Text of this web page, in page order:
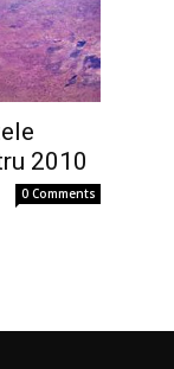
2010
0 Comments